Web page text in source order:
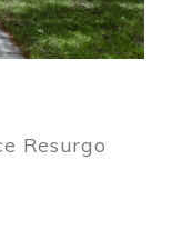
Resurgo